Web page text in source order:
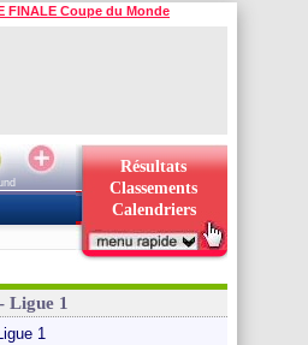
FINALE Coupe du Monde
Résultats
Classements
Calendriers
Ligue 1
1